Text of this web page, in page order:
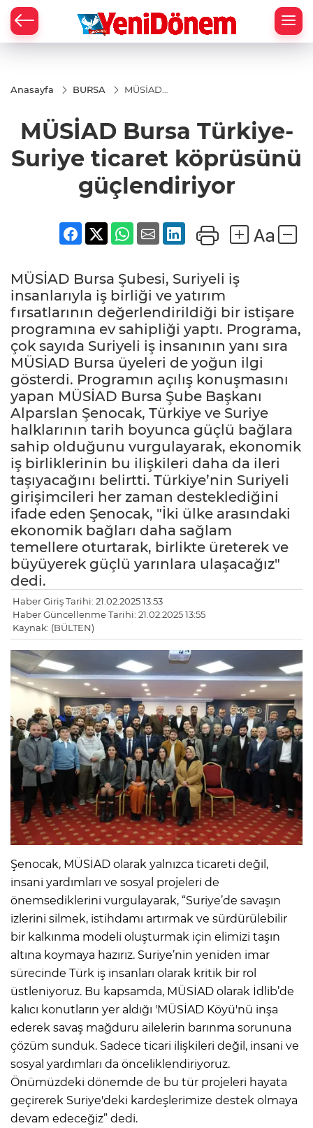
Anasayfa BURSA
MÜSİAD
Suriye ticaret
köprüsünü
MÜSİAD Bursa Türkiye-
Suriye ticaret köprüsünü
güçlendiriyor
MÜSİAD Bursa Şubesi, Suriyeli iş
insanlarıyla iş birliği ve yatırım
fırsatlarının değerlendirildiği bir istişare
programına ev sahipliği yaptı. Programa,
çok sayıda Suriyeli iş insanının yanı sıra
MÜSİAD Bursa üyeleri de yoğun ilgi
gösterdi. Programın açılış konuşmasını
yapan MÜSİAD Bursa Şube Başkanı
Alparslan Şenocak, Türkiye ve Suriye
halklarının tarih boyunca güçlü bağlara
sahip olduğunu vurgulayarak, ekonomik
iş birliklerinin bu ilişkileri daha da ileri
taşıyacağını belirtti. Türkiye’nin Suriyeli
girişimcileri her zaman desteklediğini
ifade eden Şenocak, "İki ülke arasındaki
ekonomik bağları daha sağlam
temellere oturtarak, birlikte üreterek ve
büyüyerek güçlü yarınlara ulaşacağız"
dedi.
Haber Giriş Tarihi: 21.02.2025 13:53
Haber Güncellenme Tarihi: 21.02.2025 13:55
Kaynak: (BÜLTEN)
Şenocak, MÜSİAD olarak yalnızca ticareti değil,
insani yardımları ve sosyal projeleri de
önemsediklerini vurgulayarak, “Suriye’de savaşın
izlerini silmek, istihdamı artırmak ve sürdürülebilir
bir kalkınma modeli oluşturmak için elimizi taşın
altına koymaya hazırız. Suriye’nin yeniden imar
sürecinde Türk iş insanları olarak kritik bir rol
üstleniyoruz. Bu kapsamda, MÜSİAD olarak İdlib’de
kalıcı konutların yer aldığı 'MÜSİAD Köyü'nü inşa
ederek savaş mağduru ailelerin barınma sorununa
çözüm sunduk. Sadece ticari ilişkileri değil, insani ve
sosyal yardımları da önceliklendiriyoruz.
Önümüzdeki dönemde de bu tür projeleri hayata
geçirerek Suriye'deki kardeşlerimize destek olmaya
devam edeceğiz” dedi.